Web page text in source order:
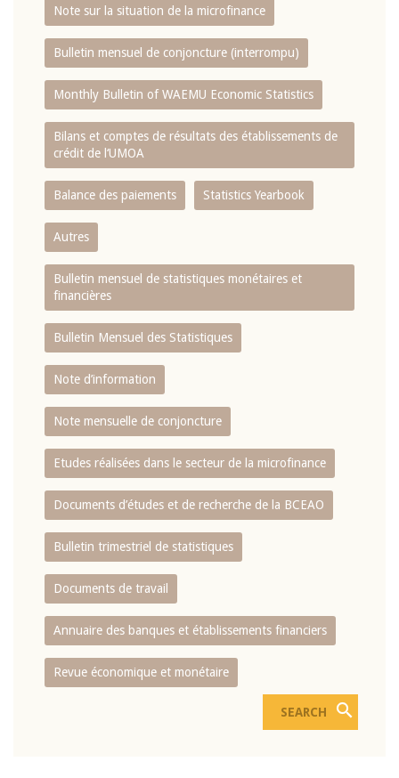
Note sur la situation de la microfinance
Bulletin mensuel de conjoncture (interrompu)
Monthly Bulletin of WAEMU Economic Statistics
Bilans et comptes de résultats des établissements de
crédit de l‘UMOA
Balance des paiements Statistics Yearbook
Autres
Bulletin mensuel de statistiques monétaires et
financières
Bulletin Mensuel des Statistiques
Note d’information
Note mensuelle de conjoncture
Etudes réalisées dans le secteur de la microfinance
Documents d’études et de recherche de la BCEAO
Bulletin trimestriel de statistiques
Documents de travail
Annuaire des banques et établissements financiers
Revue économique et monétaire